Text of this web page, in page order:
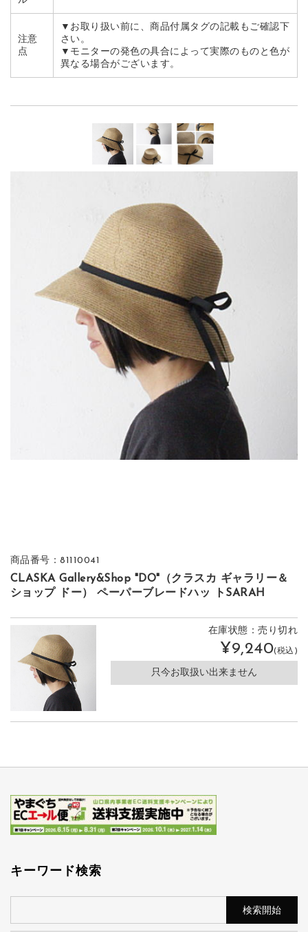
注意
点
▼お取り扱い前に、商品付属タグの記載もご確認下
さい。
▼モニターの発色の具合によって実際のものと色が
異なる場合がございます。
商品番号：81110041
CLASKA Gallery&Shop "DO"（クラスカ ギャラリー＆
ショップ ドー） ペーパーブレードハッ トSARAH
在庫状態：売り切れ
¥9,240(税込)
只今お取扱い出来ません
キーワード検索